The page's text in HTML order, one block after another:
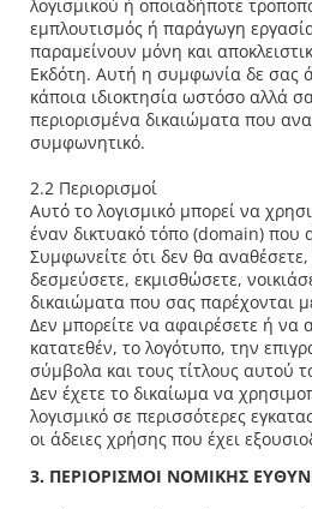
λογισμικού ή οποιαδήποτε
εμπλουτισμός ή παράγωγη
παραμείνουν μόνη και
Εκδότη. Αυτή η συμφωνία δε σας
κάποια ιδιοκτησία ωστόσο αλλά
περιορισμένα δικαιώματα που
συμφωνητικό.
2.2 Περιορισμοί
Αυτό το λογισμικό μπορεί να
έναν δικτυακό τόπο (domain) που
Συμφωνείτε ότι δεν θα
δεσμεύσετε, εκμισθώσετε,
δικαιώματα που σας παρέχονται
Δεν μπορείτε να αφαιρέσετε ή να
κατατεθέν, το λογότυπο, την
σύμβολα και τους τίτλους αυτού
Δεν έχετε το δικαίωμα να
λογισμικό σε περισσότερες
οι άδειες χρήσης που έχει
3. ΠΕΡΙΟΡΙΣΜΟΙ ΝΟΜΙΚΗΣ